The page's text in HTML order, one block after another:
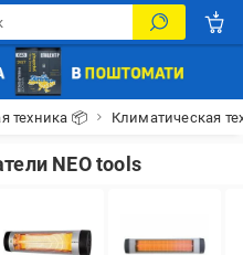
техника 📦 Климатическая
NEO tools